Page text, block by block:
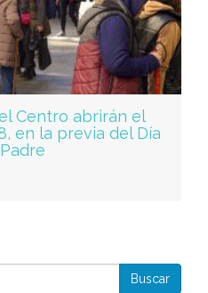
Centro abrirán el
en la previa del Día